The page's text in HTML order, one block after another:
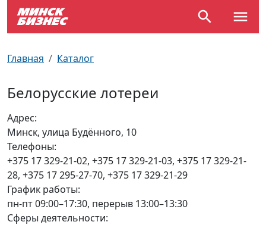
Главная Каталог
Белорусские лотереи
Адрес:
Минск, улица Будённого, 10
Телефоны:
+375 17 329-21-02, +375 17 329-21-03, +375 17 329-21-
28, +375 17 295-27-70, +375 17 329-21-29
График работы:
пн-пт 09:00–17:30, перерыв 13:00–13:30
Сферы деятельности:
Улицы Минска
Производственный календарь
Документы для ЗАГСа
Пробки на дорогах
Самолеты